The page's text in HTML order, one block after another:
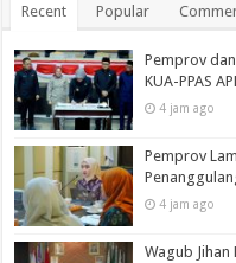
Recent Popular
Pemprov
KUA-PPAS
4 jam ago
Pemprov
4 jam ago
Wagub Jihan